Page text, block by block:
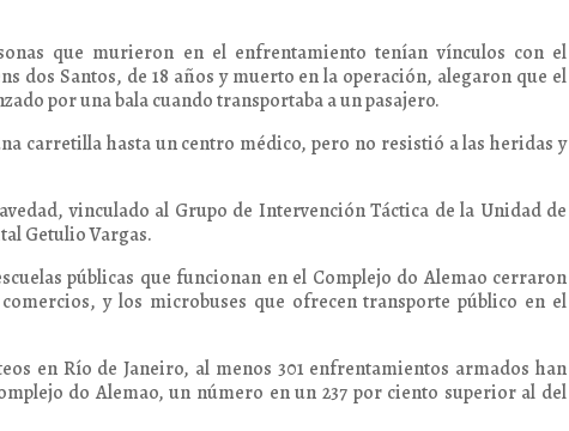
que murieron en el enfrentamiento tenían vínculos con el
dos Santos, de 18 años y muerto en la operación, alegaron que el
por una bala cuando transportaba a un pasajero.
carretilla hasta un centro médico, pero no resistió a las heridas y
vinculado al Grupo de Intervención Táctica de la Unidad de
Getulio Vargas.
públicas que funcionan en el Complejo do Alemao cerraron
y los microbuses que ofrecen transporte público en el
en Río de Janeiro, al menos 301 enfrentamientos armados han
do Alemao, un número en un 237 por ciento superior al del